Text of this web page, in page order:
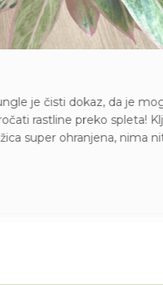
je čisti dokaz, da je
rastline preko spleta!
super ohranjena, nima